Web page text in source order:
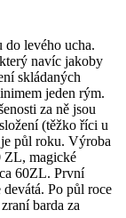
do levého ucha.
navíc jakoby
skládaných
jeden rým.
za ně jsou
(těžko říci u
půl roku. Výroba
ZL, magické
60ZL. První
Po půl roce
barda za